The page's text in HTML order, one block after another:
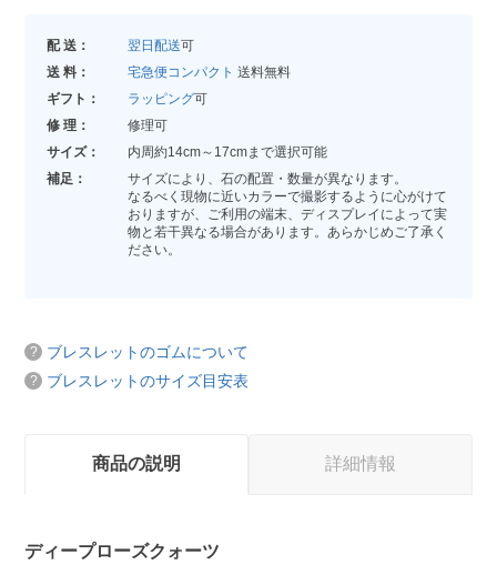
配 送： 翌日配送可
送 料：
宅急便コンパクト 送料無料
ギフト：
ラッピング可
修 理：
修理可
サイズ：
内周約14cm～17cmまで選択可能
補足：
サイズにより、石の配置・数量が異なります。
なるべく現物に近いカラーで撮影するように心がけて
おりますが、ご利用の端末、ディスプレイによって実
物と若干異なる場合があります。あらかじめご了承く
ださい。
ブレスレットのゴムについて
ブレスレットのサイズ目安表
商品の説明 詳細情報
ディープローズクォーツ